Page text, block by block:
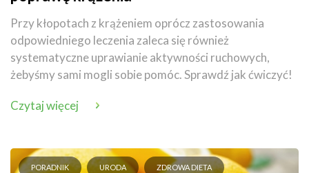
Przy kłopotach z krążeniem oprócz zastosowania
odpowiedniego leczenia zaleca się również
systematyczne uprawianie aktywności ruchowych,
żebyśmy sami mogli sobie pomóc. Sprawdź jak ćwiczyć!
Czytaj więcej
PORADNIK URODA ZDROWA DIETA